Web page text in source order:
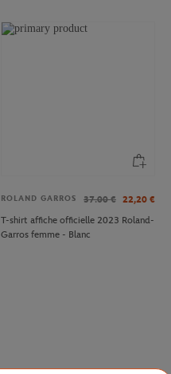
ROLAND GARROS 37.00 € 22,20 €
T-shirt affiche officielle 2023 Roland-
Garros femme - Blanc